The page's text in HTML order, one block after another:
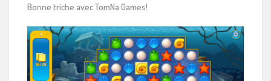
Bonne triche avec TomNa Games!